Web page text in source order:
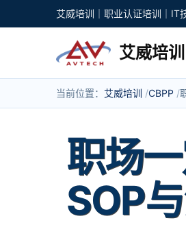
艾威培训｜职业认证培训｜IT
艾威培训
当前位置： 艾威培训 CBPP
职场
SOP